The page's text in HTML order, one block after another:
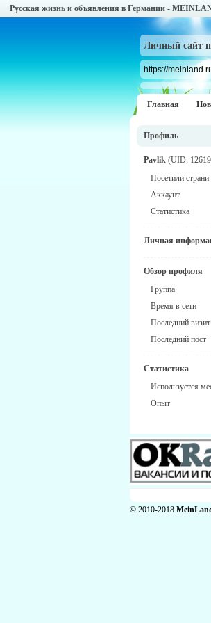
Русская жизнь и объявления в Германии -
Личный сайт
https://
Главная
Профиль
Pavlik (UID:
Посетили
Аккаунт
Статистика
Личная
Обзор профиля
Группа
Время в сети
Последний визит
Последний пост
Статистика
Используется
Опыт
© 2010-2018